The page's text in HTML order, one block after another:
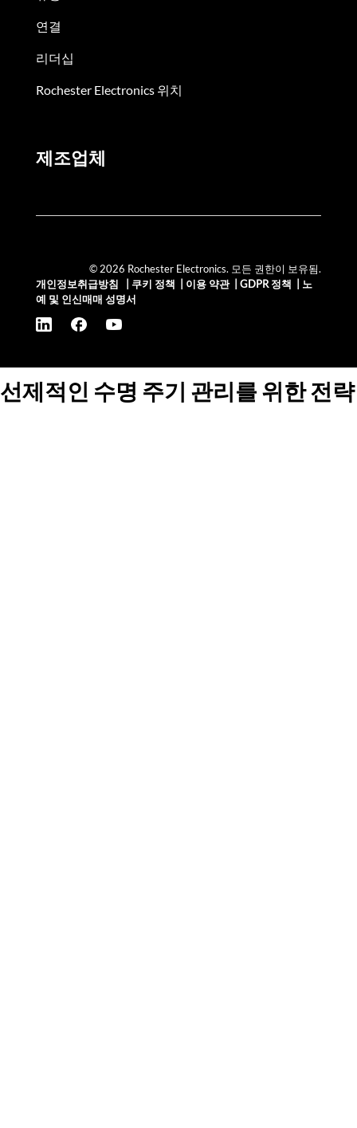
연결
리더십
Rochester Electronics 위치
제조업체
© 2026 Rochester Electronics. 모든 권한이 보유됨.
개인정보취급방침
쿠키 정책 이용 약관| GDPR 정책
노
예 및 인신매매 성명서
선제적인 수명 주기 관리를 위한 전략